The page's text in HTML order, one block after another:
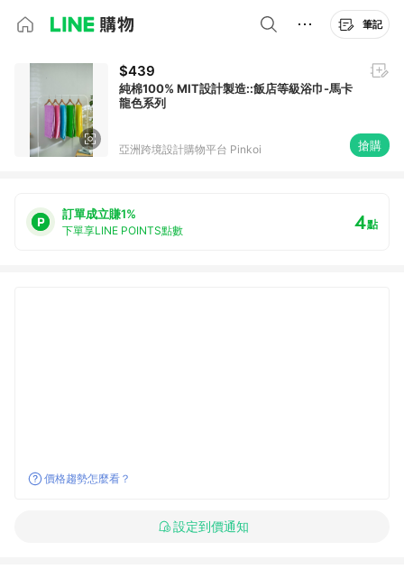
筆記
$439
純棉100% MIT設計製造::飯店等級浴巾-馬卡
龍色系列
亞洲跨境設計購物平台 Pinkoi 搶購
訂單成立賺1%
下單享LINE POINTS點數 4點
價格趨勢怎麼看？
設定到價通知